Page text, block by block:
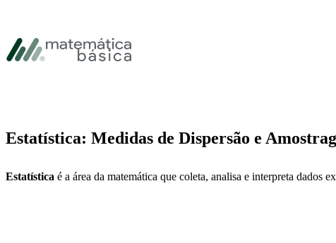
Pular Rodapé
Estatística: Medidas de Dispersão e
Estatística é a área da matemática que coleta, analisa e interpreta dados